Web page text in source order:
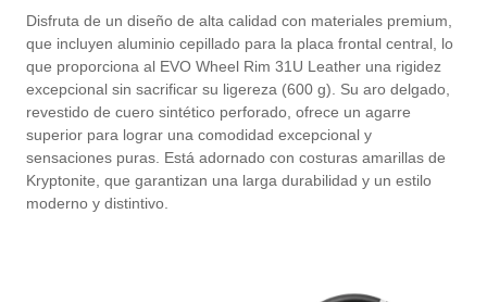
Disfruta de un diseño de alta calidad con materiales premium,
que incluyen aluminio cepillado para la placa frontal central, lo
que proporciona al EVO Wheel Rim 31U Leather una rigidez
excepcional sin sacrificar su ligereza (600 g). Su aro delgado,
revestido de cuero sintético perforado, ofrece un agarre
superior para lograr una comodidad excepcional y
sensaciones puras. Está adornado con costuras amarillas de
Kryptonite, que garantizan una larga durabilidad y un estilo
moderno y distintivo.